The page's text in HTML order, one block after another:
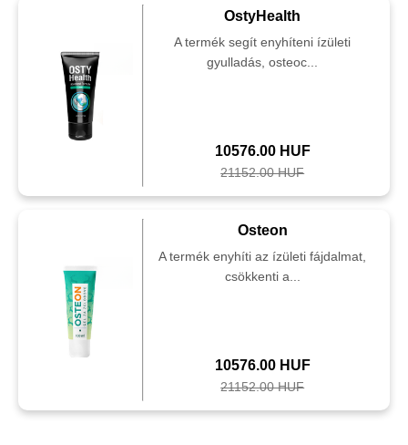
OstyHealth
A termék segít enyhíteni ízületi
gyulladás, osteoc...
10576.00 HUF
21152.00 HUF
Osteon
A termék enyhíti az ízületi fájdalmat,
csökkenti a...
10576.00 HUF
21152.00 HUF